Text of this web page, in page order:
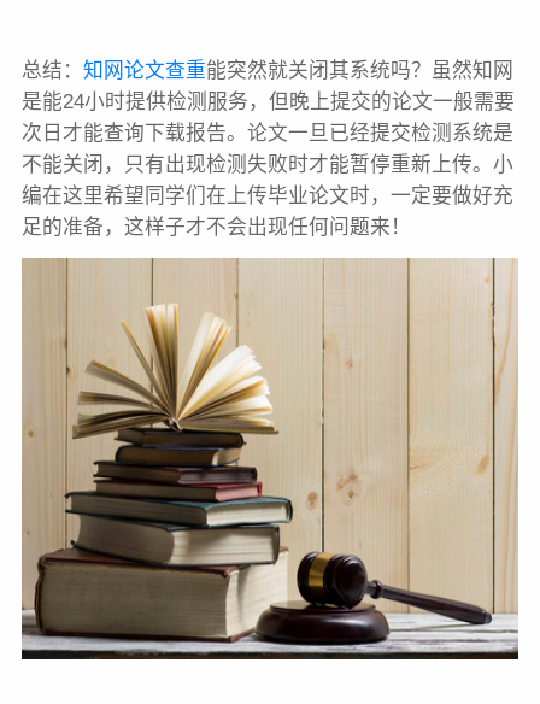
总结： 知网论文查重能突然就关闭其系统吗？虽然知网
是能24小时提供检测服务，但晚上提交的论文一般需要
次日才能查询下载报告。论文一旦已经提交检测系统是
不能关闭，只有出现检测失败时才能暂停重新上传。小
编在这里希望同学们在上传毕业论文时，一定要做好充
足的准备，这样子才不会出现任何问题来！